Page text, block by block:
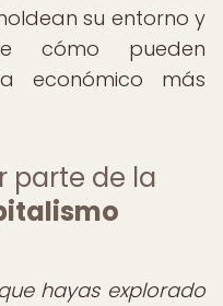
su entorno y
cómo pueden
económico más
parte de la
hayas explorado